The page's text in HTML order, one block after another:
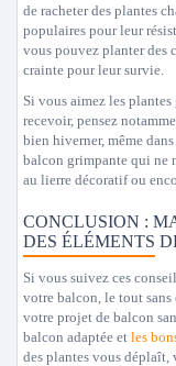
de racheter des plantes
populaires pour leur
vous pouvez planter des
crainte pour leur survie.
Si vous aimez les
recevoir, pensez
bien hiverner, même
balcon grimpante qui ne
au lierre décoratif ou
CONCLUSION :
DES ÉLÉMENTS
Si vous suivez ces
votre balcon, le tout sans
votre projet de balcon
balcon adaptée et les
des plantes vous déplaît,